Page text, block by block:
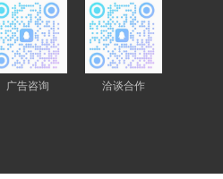
广告咨询 洽谈合作